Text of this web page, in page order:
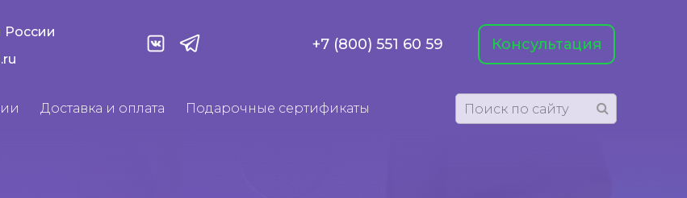
России
+7 (800) 551 60 59 Консультация
Доставка и оплата Подарочные сертификаты